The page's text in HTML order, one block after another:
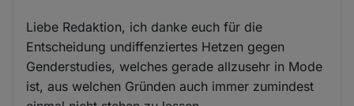
Liebe Redaktion, ich danke euch für die
Entscheidung undiffenziertes Hetzen gegen
Genderstudies, welches gerade allzusehr in Mode
ist, aus welchen Gründen auch immer zumindest